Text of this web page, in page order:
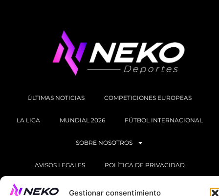
Gestionar consentimiento
ÚLTIMAS NOTICIAS COMPETICIONES EUROPEAS
LA LIGA MUNDIAL 2026 FÚTBOL INTERNACIONAL
SOBRE NOSOTROS
AVISOS LEGALES POLÍTICA DE PRIVACIDAD